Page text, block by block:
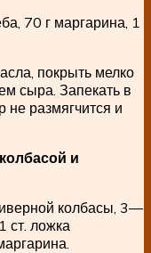
70 г маргарина, 1
покрыть мелко
сыра. Запекать в
не размягчится и
и
колбасы, 3—
ст. ложка